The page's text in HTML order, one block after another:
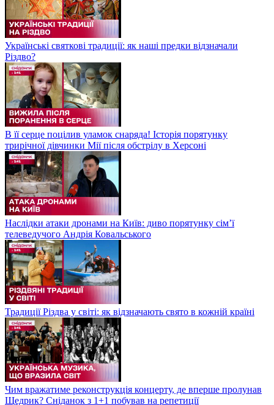
Українські святкові традиції: як наші предки відзначали
Різдво?
В її серце поцілив уламок снаряда! Історія порятунку
трирічної дівчинки Мії після обстрілу в Херсоні
Наслідки атаки дронами на Київ: диво порятунку сім’ї
телеведучого Андрія Ковальського
Традиції Різдва у світі: як відзначають свято в кожній країні
Чим вражатиме реконструкція концерту, де вперше пролунав
Щедрик? Сніданок з 1+1 побував на репетиції